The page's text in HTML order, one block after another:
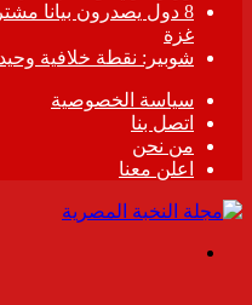
8 دول يصدرون بيانا
غزة
شوبير: نقطة خلافية
سياسة الخصوصية
اتصل بنا
من نحن
اعلن معنا